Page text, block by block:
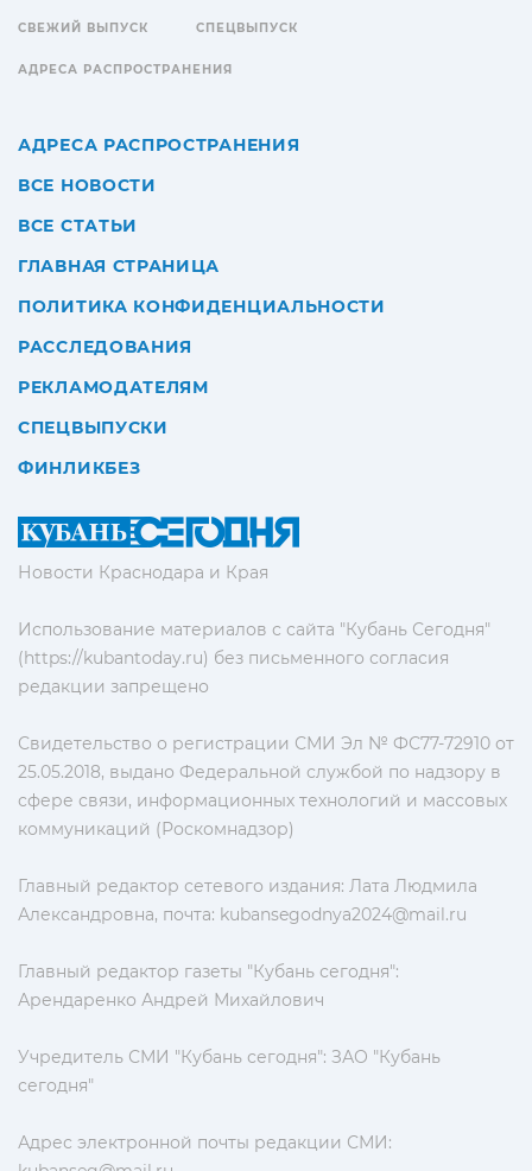
Новости Краснодара и Края
Использование материалов с сайта "Кубань Сегодня"
(https://kubantoday.ru) без письменного согласия
редакции запрещено
Свидетельство о регистрации СМИ Эл № ФС77-72910 от
25.05.2018, выдано Федеральной службой по надзору в
сфере связи, информационных технологий и массовых
коммуникаций (Роскомнадзор)
Главный редактор сетевого издания: Лата Людмила
Александровна, почта: kubansegodnya2024@mail.ru
Главный редактор газеты "Кубань сегодня":
Арендаренко Андрей Михайлович
Учредитель СМИ "Кубань сегодня": ЗАО "Кубань
сегодня"
Адрес электронной почты редакции СМИ:
СВЕЖИЙ ВЫПУСК СПЕЦВЫПУСК
АДРЕСА РАСПРОСТРАНЕНИЯ
АДРЕСА РАСПРОСТРАНЕНИЯ
ВСЕ НОВОСТИ
ВСЕ СТАТЬИ
ГЛАВНАЯ СТРАНИЦА
ПОЛИТИКА КОНФИДЕНЦИАЛЬНОСТИ
РАССЛЕДОВАНИЯ
РЕКЛАМОДАТЕЛЯМ
СПЕЦВЫПУСКИ
ФИНЛИКБЕЗ